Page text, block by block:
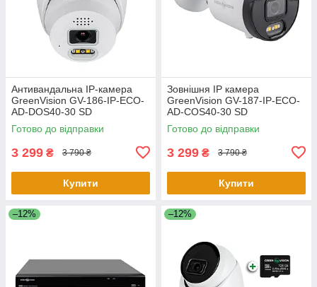
Антивандальна IP-камера
GreenVision GV-186-IP-ECO-
AD-DOS40-30 SD
Готово до відправки
3 299 ₴ 3 790 ₴
Купити
Зовнішня IP камера
GreenVision GV-187-IP-ECO-
AD-COS40-30 SD
Готово до відправки
3 299 ₴ 3 790 ₴
Купити
–12% –12%